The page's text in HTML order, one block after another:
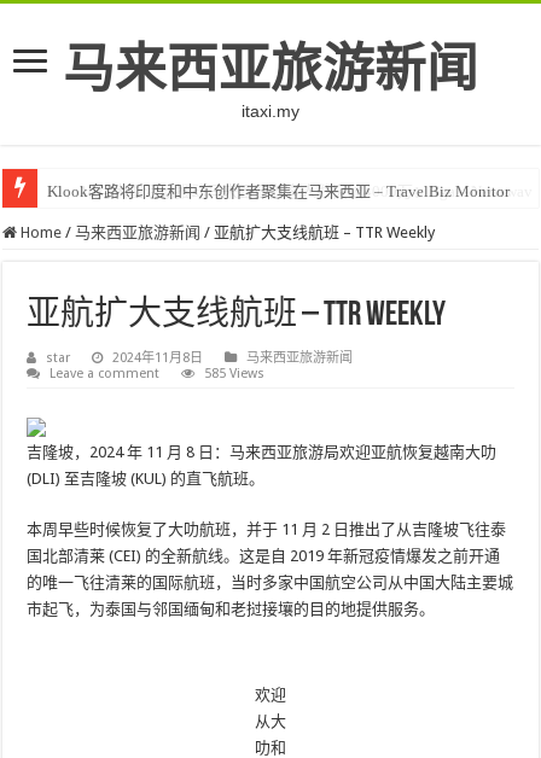
马来西亚旅游新闻
itaxi.my
Klook客路将印度和中东创作者聚集在马来西亚 – TravelBiz Monitor
Home / 马来西亚旅游新闻 / 亚航扩大支线航班 – TTR Weekly
亚航扩大支线航班 – TTR Weekly
star 2024年11月8日
马来西亚旅游新闻
Leave a comment
585 Views
吉隆坡，2024 年 11 月 8 日：马来西亚旅游局欢迎亚航恢复越南大叻
(DLI) 至吉隆坡 (KUL) 的直飞航班。
本周早些时候恢复了大叻航班，并于 11 月 2 日推出了从吉隆坡飞往泰
国北部清莱 (CEI) 的全新航线。这是自 2019 年新冠疫情爆发之前开通
的唯一飞往清莱的国际航班，当时多家中国航空公司从中国大陆主要城
市起飞，为泰国与邻国缅甸和老挝接壤的目的地提供服务。
欢迎
从大
叻和